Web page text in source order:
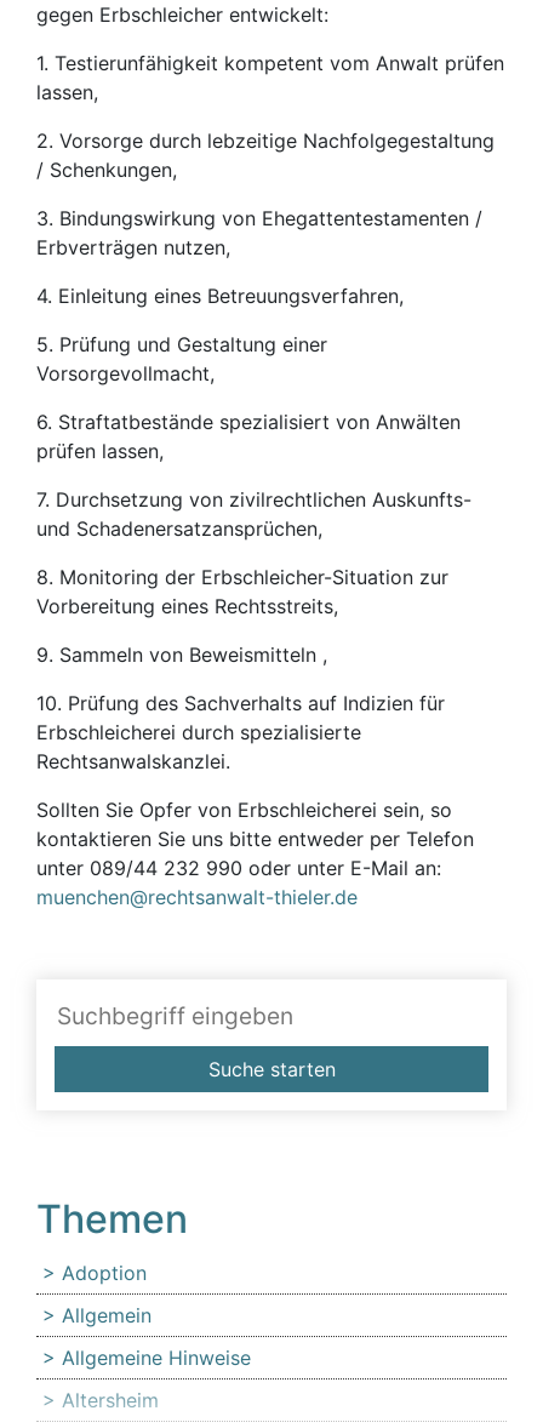
gegen Erbschleicher entwickelt:
1. Testierunfähigkeit kompetent vom Anwalt prüfen
lassen,
2. Vorsorge durch lebzeitige Nachfolgegestaltung
/ Schenkungen,
3. Bindungswirkung von Ehegattentestamenten /
Erbverträgen nutzen,
4. Einleitung eines Betreuungsverfahren,
5. Prüfung und Gestaltung einer
Vorsorgevollmacht,
6. Straftatbestände spezialisiert von Anwälten
prüfen lassen,
7. Durchsetzung von zivilrechtlichen Auskunfts-
und Schadenersatzansprüchen,
8. Monitoring der Erbschleicher-Situation zur
Vorbereitung eines Rechtsstreits,
9. Sammeln von Beweismitteln ,
10. Prüfung des Sachverhalts auf Indizien für
Erbschleicherei durch spezialisierte
Rechtsanwalskanzlei.
Sollten Sie Opfer von Erbschleicherei sein, so
kontaktieren Sie uns bitte entweder per Telefon
unter 089/44 232 990 oder unter E-Mail an:
muenchen@rechtsanwalt-thieler.de
Suche starten
Themen
Adoption
Allgemein
Allgemeine Hinweise
Altersheim